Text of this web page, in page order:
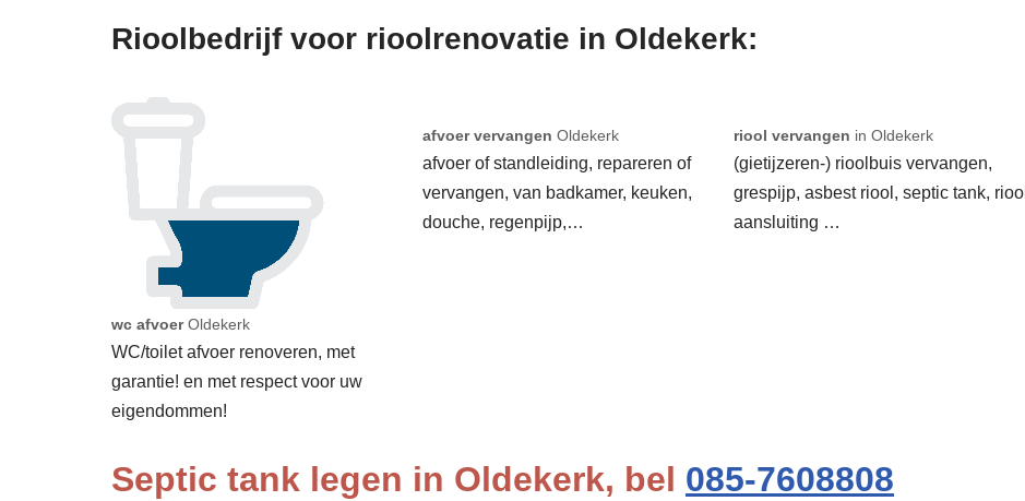
Rioolbedrijf voor rioolrenovatie in Oldekerk:
wc afvoerOldekerk
WC/toilet afvoer renoveren, met
garantie! en met respect voor uw
eigendommen!
afvoer vervangen Oldekerk
afvoer of standleiding, repareren of
vervangen, van badkamer, keuken,
douche, regenpijp,…
riool vervangen in Oldekerk
(gietijzeren-) rioolbuis vervangen,
grespijp, asbest riool, septic tank, riool
aansluiting …
Septic tank legen in Oldekerk, bel 085-7608808